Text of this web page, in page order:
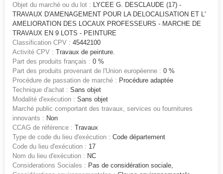
Objet du marché ou du lot : LYCEE G. DESCLAUDE (17) -
TRAVAUX D'AMENAGEMENT POUR LA DELOCALISATION ET L'
AMELIORATION DES LOCAUX PROFESSEURS - MARCHE DE
TRAVAUX EN 9 LOTS - PEINTURE
Classification CPV : 45442100
Activité CPV : Travaux de peinture.
Part des produits français : 0 %
Part des produits provenant de l'Union européenne : 0 %
Procédure de passation de marché : Procédure adaptée
Technique d'achat : Sans objet
Modalité d'exécution : Sans objet
Marché public comportant des travaux, services ou fournitures
innovants : Non
CCAG de référence : Travaux
Type de code du lieu d'exécution : Code département
Code du lieu d'exécution : 17
Nom du lieu d'exécution : NC
Considerations Sociales : Pas de considération sociale,